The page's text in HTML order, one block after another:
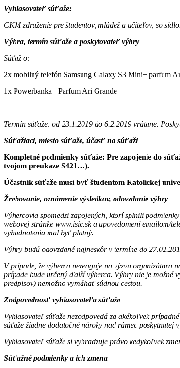
Vyhlasovateľ súťaže:
CKM združenie pre študentov, mládež a učiteľov, so
Výhra, termín súťaže a poskytovateľ výhry
Súťaž o:
2x mobilný telefón Samsung Galaxy S3 Mini+ parfum
1x Powerbanka+ Parfum Ari Grande
Termín súťaže: od 23.1.2019 do 6.2.2019 vrátane.
Súťažiaci, miesto súťaže, účasť na súťaži
Kompletné podmienky súťaže: Pre zapojenie do
tvojom preukaze S421…).
Účastník súťaže musí byť študentom Katolíckej
Žrebovanie, oznámenie výsledkov, odovzdanie výhry
Výhercovia spomedzi zapojených, ktorí splnili
webovej stránke www.isic.sk a upovedomení emailom/
vyhodnotenia mal byť platný.
Výhry budú odovzdané najneskôr v termíne do
V prípade, že výherca nereaguje na výzvu organizátora
prípade bude určený ďalší výherca. Výhry nie je možné
predpisov) nemožno vymáhať súdnou cestou.
Zodpovednosť vyhlasovateľa súťaže
Vyhlasovateľ súťaže nezodpovedá za akékoľvek
súťaže žiadne dodatočné nároky nad rámec poskytnutej
Vyhlasovateľ súťaže si vyhradzuje právo kedykoľvek
Súťažné podmienky a ich zmena